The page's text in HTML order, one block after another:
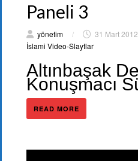
Paneli 3
yönetim / 31 Mart 2012
İslami Video-Slaytlar
Altınbaşak
Konuşmacı
READ MORE